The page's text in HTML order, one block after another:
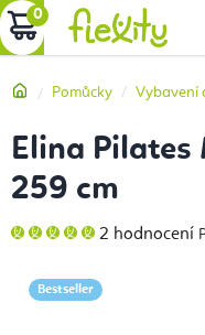
Přejít
na
NÁKUPNÍ
DomůPomůcky Vybavení
Elina Pilates
259 cm
Průměrné
hodnocení
5,0
z
2 hodnocení
Bestseller